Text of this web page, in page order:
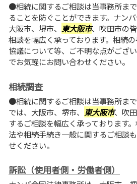
●相続に関するご相談は当事務所ま
ることを防ぐことができます。ナンバ
大阪市、堺市、 東大阪市、吹田市の
相談を幅広く承っております。相続
協議について等、ご不明な点がござ
でお気軽にお問い合わせください。
相続調査
●相続に関するご相談は当事務所ま
では、大阪市、堺市、 東大阪市、吹
するご相談を幅広く承っております
法や相続手続き一般に関するご相談
せください。
訴訟（使用者側・労働者側）